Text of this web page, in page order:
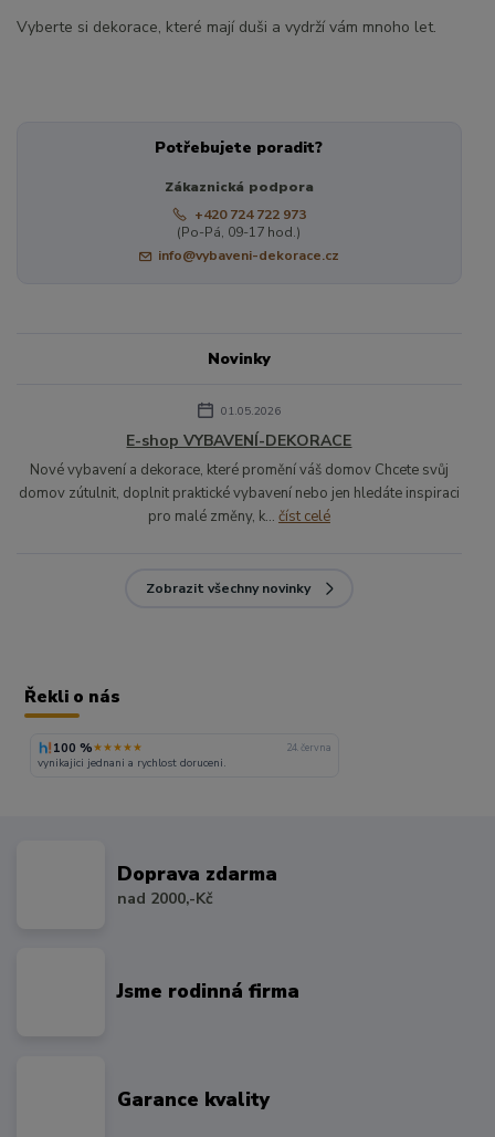
Vyberte si dekorace, které mají duši a vydrží vám mnoho let.
Potřebujete poradit?
Zákaznická podpora
+420 724 722 973
(Po-Pá, 09-17 hod.)
info@vybaveni-dekorace.cz
Novinky
01.05.2026
E-shop VYBAVENÍ-DEKORACE
Nové vybavení a dekorace, které promění váš domov Chcete svůj
domov zútulnit, doplnit praktické vybavení nebo jen hledáte inspiraci
pro malé změny, k... číst celé
Zobrazit všechny novinky
Řekli o nás
100 %★★★★★ 24. června
vynikajici jednani a rychlost doruceni.
Doprava zdarma
nad 2000,-Kč
Jsme rodinná firma
Garance kvality